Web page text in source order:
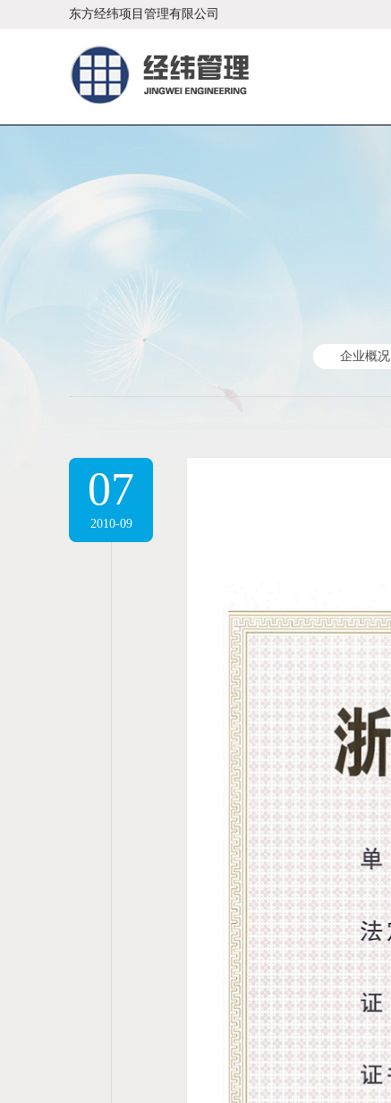
东方经纬项目管理有限公司
企业概况
07
2010-09